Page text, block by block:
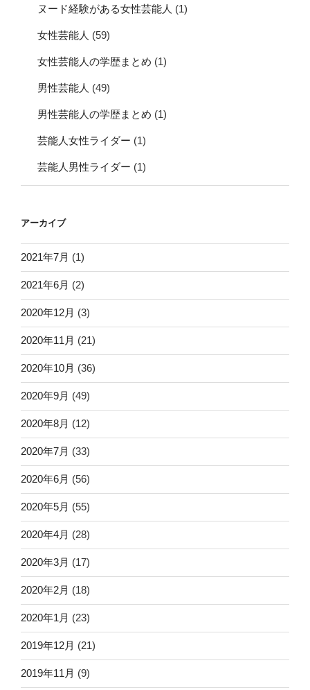
ヌード経験がある女性芸能人 (1)
女性芸能人 (59)
女性芸能人の学歴まとめ (1)
男性芸能人 (49)
男性芸能人の学歴まとめ (1)
芸能人女性ライダー (1)
芸能人男性ライダー (1)
アーカイブ
2021年7月 (1)
2021年6月 (2)
2020年12月 (3)
2020年11月 (21)
2020年10月 (36)
2020年9月 (49)
2020年8月 (12)
2020年7月 (33)
2020年6月 (56)
2020年5月 (55)
2020年4月 (28)
2020年3月 (17)
2020年2月 (18)
2020年1月 (23)
2019年12月 (21)
2019年11月 (9)